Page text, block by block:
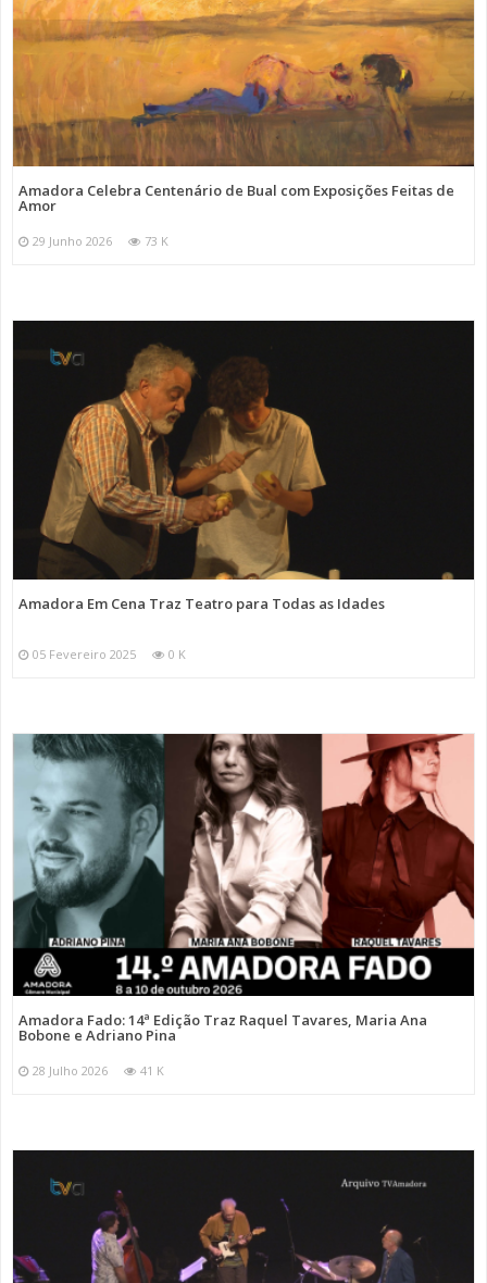
Amadora Celebra Centenário de Bual com Exposições Feitas de
Amor
29 Junho 2026 73 K
Amadora Em Cena Traz Teatro para Todas as Idades
05 Fevereiro 2025 0 K
Amadora Fado: 14ª Edição Traz Raquel Tavares, Maria Ana
Bobone e Adriano Pina
28 Julho 2026 41 K